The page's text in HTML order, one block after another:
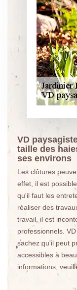
VD
taille des
ses environs
Les clôtures
effet, il est
qu'il faut les
réaliser des
travail, il est
professionnels.
sachez qu'il peut
accessibles à
informations,